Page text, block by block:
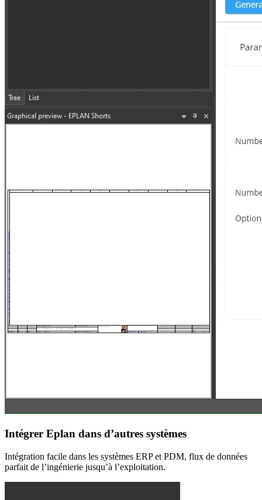
Intégrer Eplan dans d’autres systèmes
Intégration facile dans les systèmes ERP et PDM, flux de données
parfait de l’ingénierie jusqu’à l’exploitation.